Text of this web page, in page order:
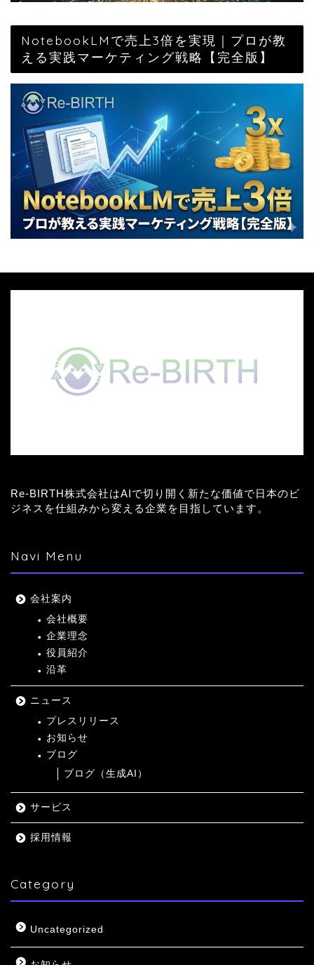
NotebookLMで売上3倍を実現｜プロが教
える実践マーケティング戦略【完全版】
Re-BIRTH株式会社はAIで切り開く新たな価値で日本のビ
ジネスを仕組みから変える企業を目指しています。
Navi Menu
会社案内
会社概要
企業理念
役員紹介
沿革
ニュース
プレスリリース
お知らせ
ブログ
ブログ（生成AI）
サービス
採用情報
Category
Uncategorized